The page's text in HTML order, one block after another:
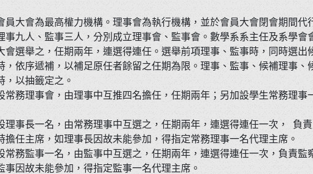
員大會為最高權力機構。理事會為執行機構，並於會員大會閉會期間代
事九人、監事三人，分別成立理事會、監事會。數學系系主任及系學會
會選舉之，任期兩年，連選得連任。選舉前項理事、監事時，同時選出
，依序遞補，以補足原任者餘留之任期為限。理事、監事、候補理事、
，以抽籤定之。
常務理事會，由理事中互推四名擔任，任期兩年；另加設學生常務理事
理事長一名，由常務理事中互選之，任期兩年，連選得連任一次， 負
擔任主席，如理事長因故未能參加，得指定常務理事一名代理主席。
常務監事一名，由監事中互選之，任期兩年，連選得連任一次，負責監
事因故未能參加，得指定監事一名代理主席。